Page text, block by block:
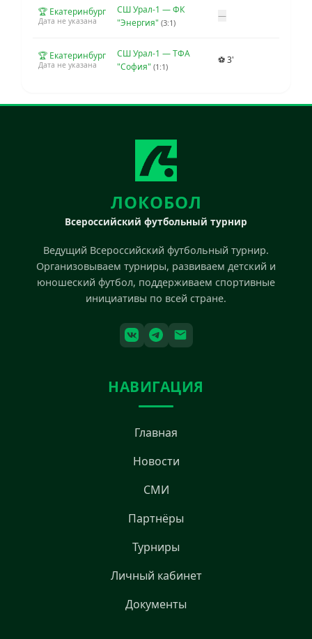
🏆 Екатеринбург
Дата не указана
СШ Урал-1 — ФК
"Энергия" (3:1)
—
🏆 Екатеринбург
Дата не указана
СШ Урал-1 — ТФА
"София" (1:1)
⚽ 3'
ЛОКОБОЛ
Всероссийский футбольный турнир
Ведущий Всероссийский футбольный турнир.
Организовываем турниры, развиваем детский и
юношеский футбол, поддерживаем спортивные
инициативы по всей стране.
НАВИГАЦИЯ
Главная
Новости
СМИ
Партнёры
Турниры
Личный кабинет
Документы